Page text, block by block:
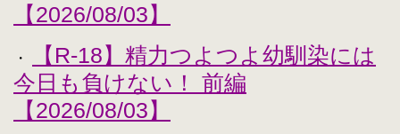
【2026/08/03】
・
【R-18】精力つよつよ幼馴染には
今日も負けない！ 前編
【2026/08/03】